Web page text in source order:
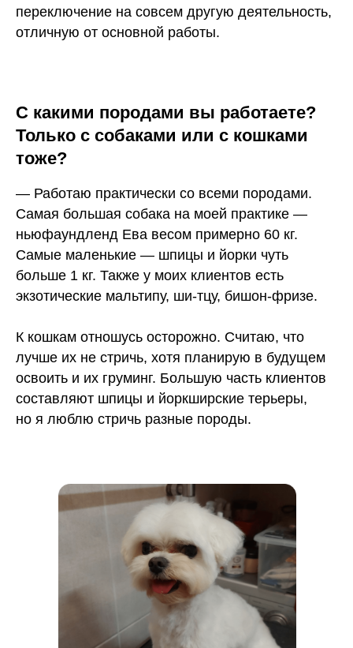
переключение на совсем другую деятельность,
отличную от основной работы.
С какими породами вы работаете?
Только с собаками или с кошками
тоже?
— Работаю практически со всеми породами.
Самая большая собака на моей практике —
ньюфаундленд Ева весом примерно 60 кг.
Самые маленькие — шпицы и йорки чуть
больше 1 кг. Также у моих клиентов есть
экзотические мальтипу, ши-тцу, бишон-фризе.
К кошкам отношусь осторожно. Считаю, что
лучше их не стричь, хотя планирую в будущем
освоить и их груминг. Большую часть клиентов
составляют шпицы и йоркширские терьеры,
но я люблю стричь разные породы.